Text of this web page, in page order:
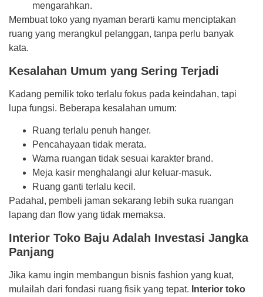
mengarahkan.
Membuat toko yang nyaman berarti kamu menciptakan
ruang yang merangkul pelanggan, tanpa perlu banyak
kata.
Kesalahan Umum yang Sering Terjadi
Kadang pemilik toko terlalu fokus pada keindahan, tapi
lupa fungsi. Beberapa kesalahan umum:
Ruang terlalu penuh hanger.
Pencahayaan tidak merata.
Warna ruangan tidak sesuai karakter brand.
Meja kasir menghalangi alur keluar-masuk.
Ruang ganti terlalu kecil.
Padahal, pembeli jaman sekarang lebih suka ruangan
lapang dan flow yang tidak memaksa.
Interior Toko Baju Adalah Investasi Jangka
Panjang
Jika kamu ingin membangun bisnis fashion yang kuat,
mulailah dari fondasi ruang fisik yang tepat. Interior toko